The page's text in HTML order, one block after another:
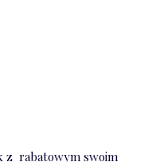
z rabatowym swoim